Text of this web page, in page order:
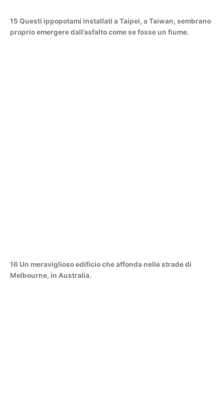
15 Questi ippopotami installati a Taipei, a Taiwan, sembrano
proprio emergere dall’asfalto come se fosse un fiume.
16 Un meraviglioso edificio che affonda nelle strade di
Melbourne, in Australia.